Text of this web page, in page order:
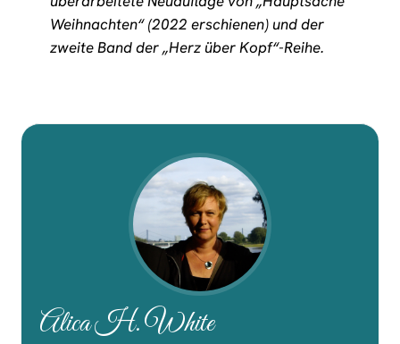
Weihnachten“ (2022 erschienen) und der
zweite Band der „Herz über Kopf“-Reihe.
Alica H. White